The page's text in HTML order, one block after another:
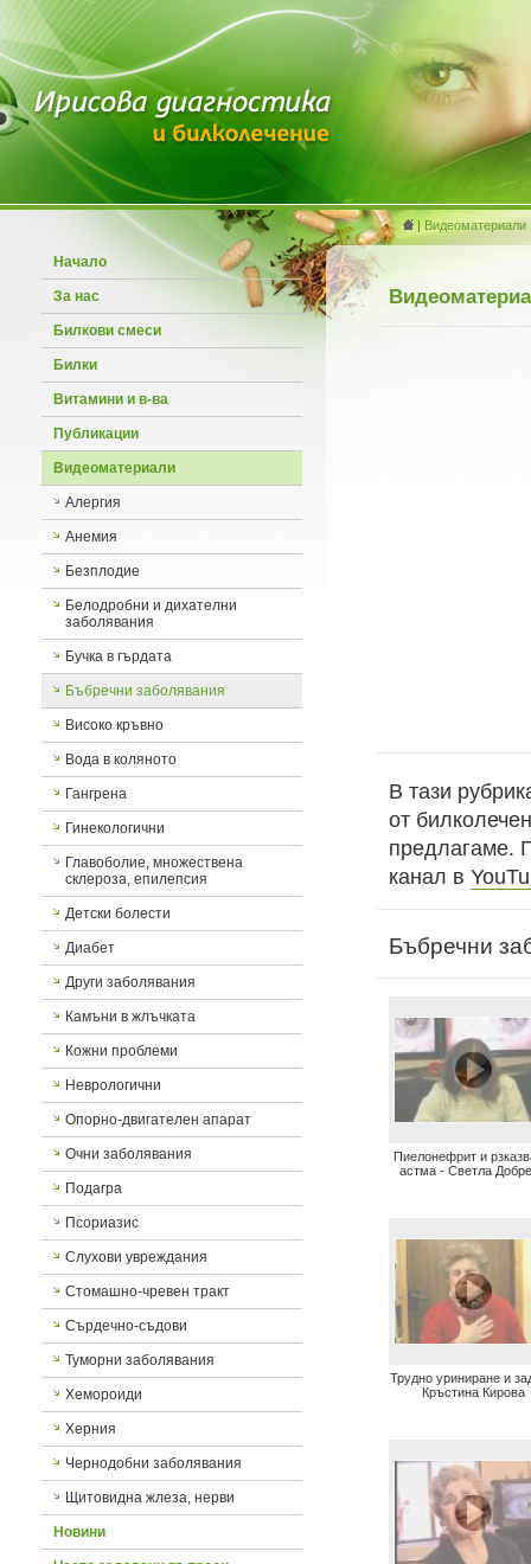
Начало
За нас
Билкови смеси
Билки
Витамини и в-ва
Публикации
Видеоматериали
Алергия
Анемия
Безплодие
Белодробни и дихателни
заболявания
Бучка в гърдата
Бъбречни заболявания
Високо кръвно
Вода в коляното
Гангрена
Гинекологични
Главоболие, множествена
склероза, епилепсия
Детски болести
Диабет
Други заболявания
Камъни в жлъчката
Кожни проблеми
Неврологични
Опорно-двигателен апарат
Очни заболявания
Подагра
Псориазис
Слухови увреждания
Стомашно-чревен тракт
Сърдечно-съдови
Туморни заболявания
Хемороиди
Херния
Чернодобни заболявания
Щитовидна жлеза, нерви
Новини
|Видеоматериали
В тази
от
предлагаме.
канал в
Бъбречни
Пиелонефрит и
астма - Светла
Трудно уриниране и
Кръстина Кирова